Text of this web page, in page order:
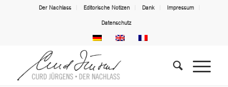
Der Nachlass Editorische Notizen Dank Impressum
Datenschutz